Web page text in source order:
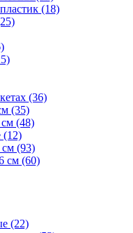
(18)
(36)
(35)
(48)
(12)
(93)
см (60)
(22)